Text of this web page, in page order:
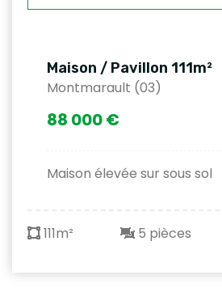
Maison / Pavillon 111m²
Montmarault (03)
88 000 €
Maison élevée sur sous sol
111m² 5 pièces